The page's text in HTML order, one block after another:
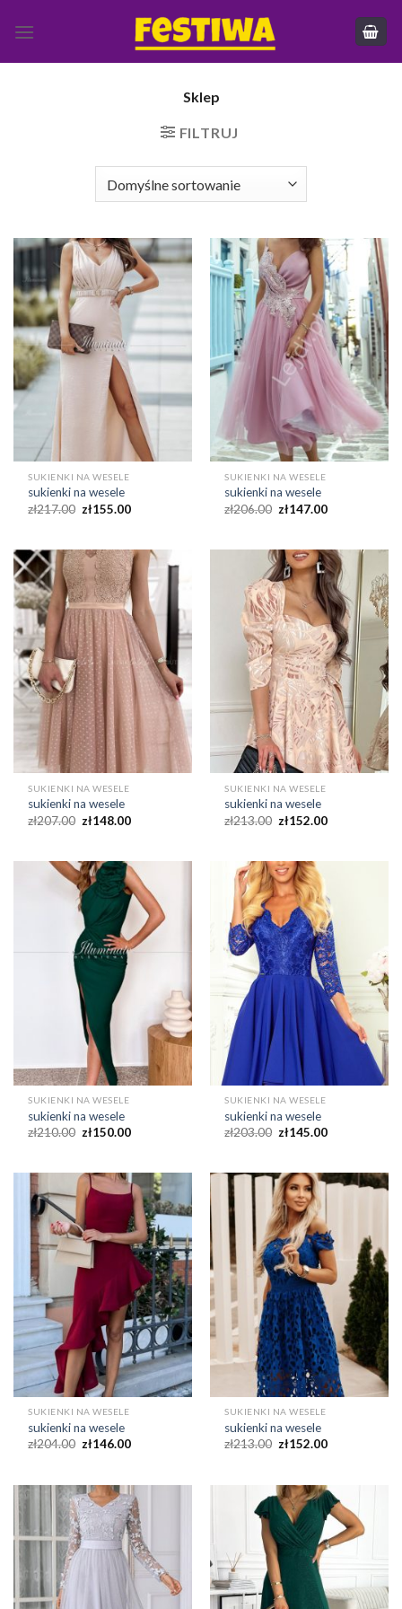
Sklep
FILTRUJ
SUKIENKI NA WESELE
sukienki na wesele
zł217.00 zł155.00
SUKIENKI NA WESELE
sukienki na wesele
zł206.00 zł147.00
SUKIENKI NA WESELE
sukienki na wesele
zł207.00 zł148.00
SUKIENKI NA WESELE
sukienki na wesele
zł213.00 zł152.00
SUKIENKI NA WESELE
sukienki na wesele
zł210.00 zł150.00
SUKIENKI NA WESELE
sukienki na wesele
zł203.00 zł145.00
SUKIENKI NA WESELE
sukienki na wesele
zł204.00 zł146.00
SUKIENKI NA WESELE
sukienki na wesele
zł213.00 zł152.00